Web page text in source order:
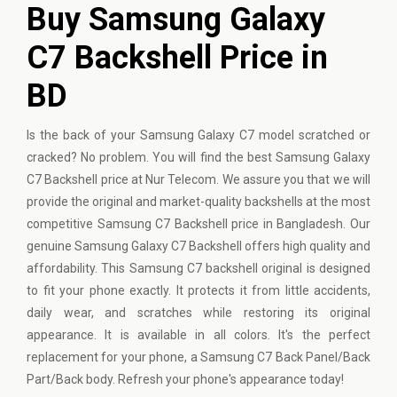
Buy Samsung Galaxy
C7 Backshell Price in
BD
Is the back of your Samsung Galaxy C7 model scratched or
cracked? No problem. You will find the best Samsung Galaxy
C7 Backshell price at Nur Telecom. We assure you that we will
provide the original and market-quality backshells at the most
competitive Samsung C7 Backshell price in Bangladesh. Our
genuine Samsung Galaxy C7 Backshell offers high quality and
affordability. This Samsung C7 backshell original is designed
to fit your phone exactly. It protects it from little accidents,
daily wear, and scratches while restoring its original
appearance. It is available in all colors. It's the perfect
replacement for your phone, a Samsung C7 Back Panel/Back
Part/Back body. Refresh your phone's appearance today!